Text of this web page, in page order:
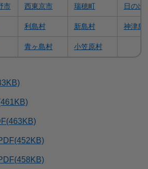
市 西東京市 瑞穂町 日の出
利島村 新島村 神津島
青ヶ島村 小笠原村